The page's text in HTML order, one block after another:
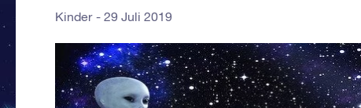
Kinder 29 Juli 2019